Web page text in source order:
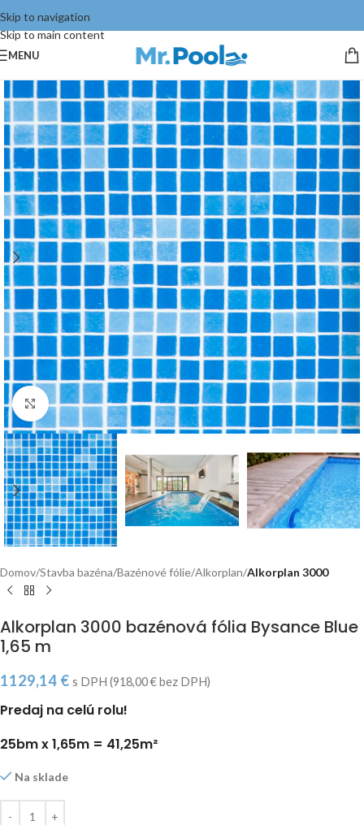
Skip to navigation
Skip to main content
MENU
Click to enlarge
Domov Stavba bazéna Bazénové fólie Alkorplan Alkorplan 3000
Alkorplan 3000 bazénová fólia Bysance Blue
1,65 m
1129,14 € s DPH (918,00€bez DPH)
Predaj na celú rolu!
25bm x 1,65m = 41,25m²
Na sklade